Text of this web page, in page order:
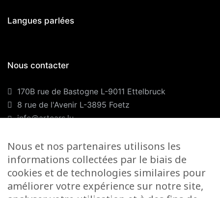
Langues parlées
Nous contacter
170B rue de Bastogne L-9011 Ettelbruck
8 rue de l'Avenir L-3895 Foetz
info@artcars.lu
GSM :+352 661 701 701
Nos horaires
Lundi-Vendredi :9H00/12H00 & 13H00/18H00
Nous et nos partenaires utilisons les
informations collectées par le biais de
cookies et de technologies similaires pour
améliorer votre expérience sur notre site,